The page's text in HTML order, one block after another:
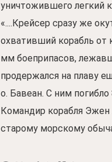
уничтожившего легкий
«....Крейсер сразу же
охвативший корабль
мм бо­еприпасов,
продержался на плаву
о. Бавеан. С ним
Командир корабля
старому морскому